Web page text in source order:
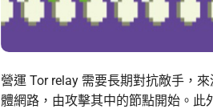
營運 Tor relay 需要長期對抗敵手，
體網路，由攻擊其中的節點開始。